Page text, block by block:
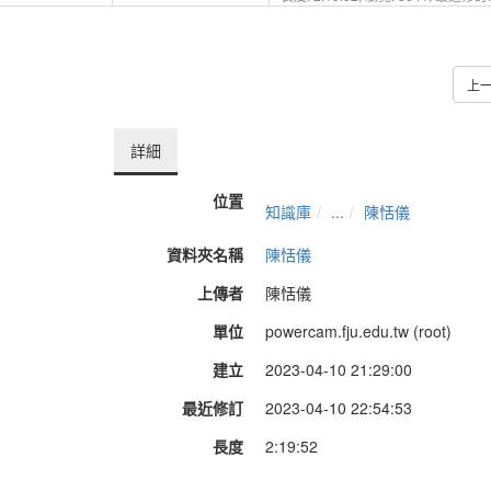
上
詳細
位置 知識庫 ...
陳恬儀
資料夾名稱
陳恬儀
上傳者
陳恬儀
單位
powercam.fju.edu.tw (root)
建立
2023-04-10 21:29:00
最近修訂
2023-04-10 22:54:53
長度
2:19:52